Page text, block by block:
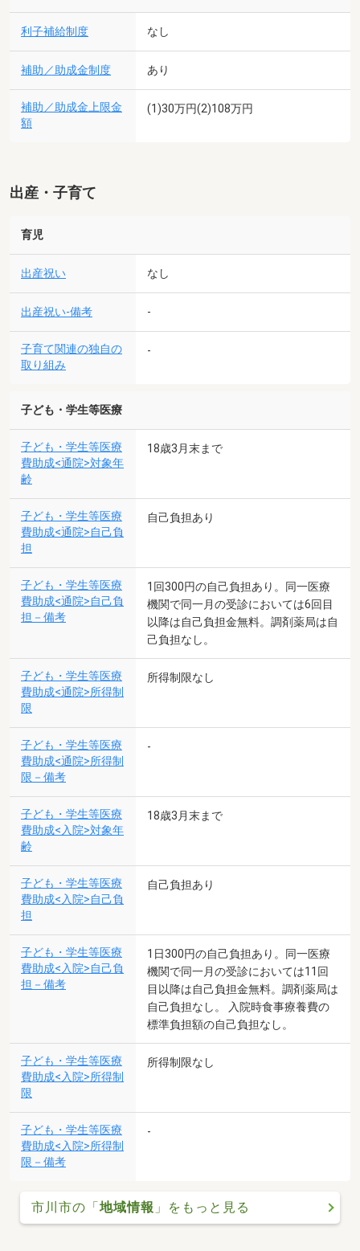
利子補給制度 なし
補助／助成金制度 あり
補助／助成金上限金
額
(1)30万円(2)108万円
出産・子育て
育児
出産祝い なし
出産祝い-備考 -
子育て関連の独自の
取り組み
-
子ども・学生等医療
子ども・学生等医療
費助成<通院>対象年
齢
18歳3月末まで
子ども・学生等医療
費助成<通院>自己負
担
自己負担あり
子ども・学生等医療
費助成<通院>自己負
担－備考
1回300円の自己負担あり。同一医療
機関で同一月の受診においては6回目
以降は自己負担金無料。調剤薬局は自
己負担なし。
子ども・学生等医療
費助成<通院>所得制
限
所得制限なし
子ども・学生等医療
費助成<通院>所得制
限－備考
-
子ども・学生等医療
費助成<入院>対象年
齢
18歳3月末まで
子ども・学生等医療
費助成<入院>自己負
担
自己負担あり
子ども・学生等医療
費助成<入院>自己負
担－備考
1日300円の自己負担あり。同一医療
機関で同一月の受診においては11回
目以降は自己負担金無料。調剤薬局は
自己負担なし。 入院時食事療養費の
標準負担額の自己負担なし。
子ども・学生等医療
費助成<入院>所得制
限
所得制限なし
子ども・学生等医療
費助成<入院>所得制
限－備考
-
市川市の「 地域情報 」をもっと見る